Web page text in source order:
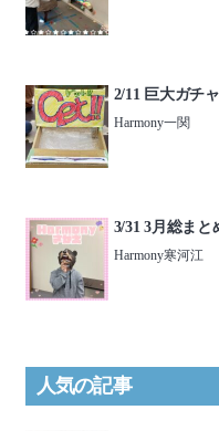
2/11 巨大ガチ
Harmony一関
3/31 3月総まと
Harmony寒河江
人気の記事